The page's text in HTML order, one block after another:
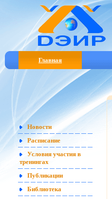
Главная
Новости
Расписание
Условия участия в
тренингах
Публикации
Библиотека